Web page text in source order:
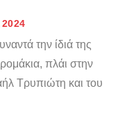
την ίδιά της
πλάι στην
Τρυπιώτη και του